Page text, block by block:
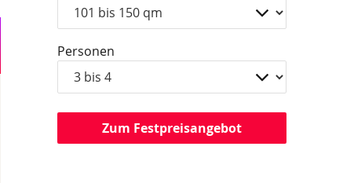
Personen
Zum Festpreisangebot